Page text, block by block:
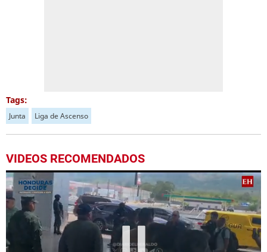
Tags:
Junta Liga de Ascenso
VIDEOS RECOMENDADOS